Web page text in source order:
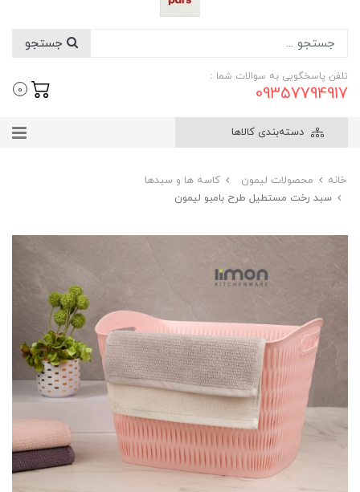
تلفن پاسخگویی به سوالات شما :
09357794917
0
دسته‌بندی کالاها
خانه محصولات لیمون
کاسه ها و سبدها
سبد رخت مستطیل طرح بامبو لیمون